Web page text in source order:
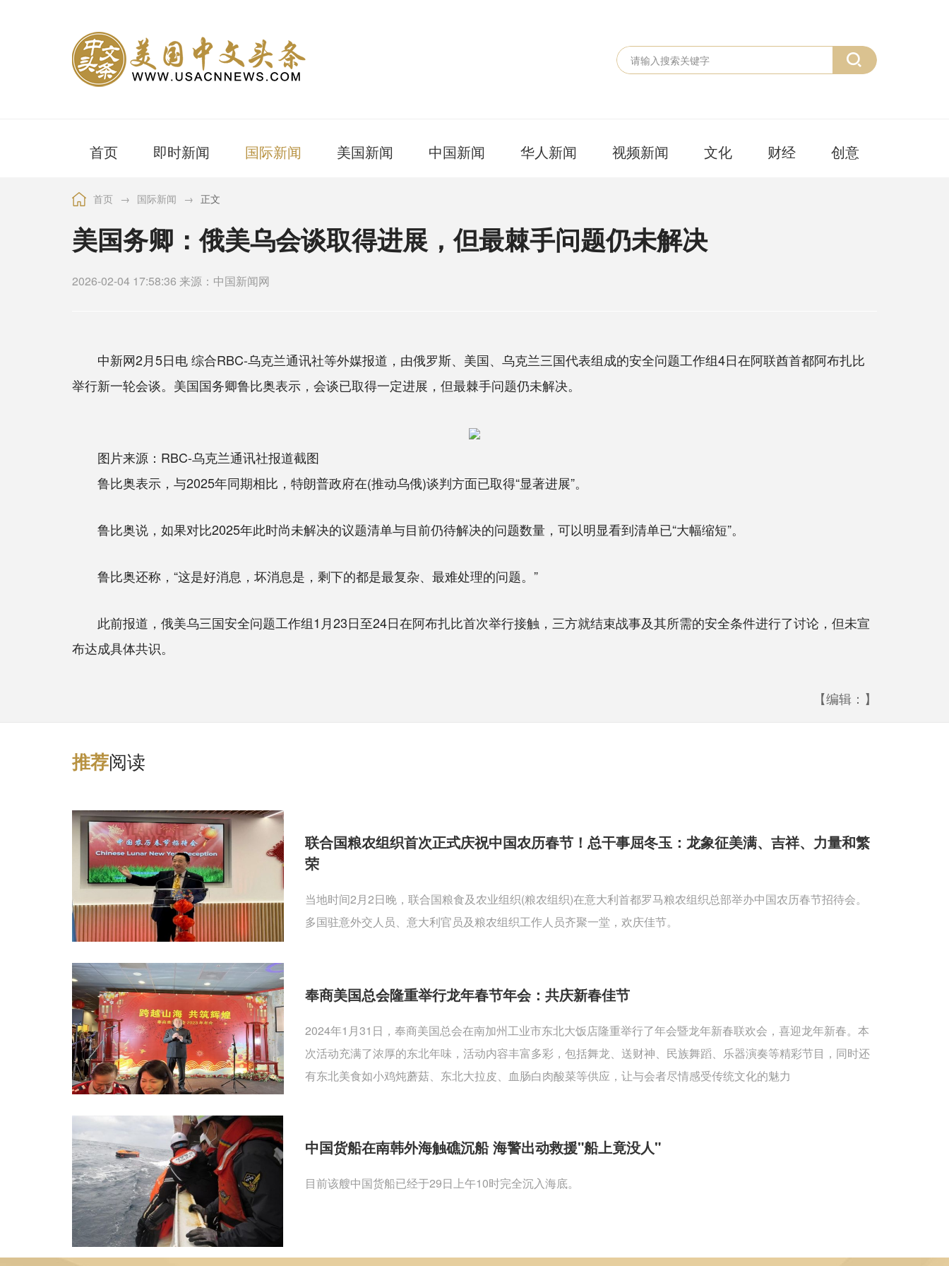
首页 即时新闻 国际新闻 美国新闻 中国新闻 华人新闻 视频新闻 文化 财经 创意
首页 → 国际新闻 → 正文
美国务卿：俄美乌会谈取得进展，但最棘手问题仍未解决
2026-02-04 17:58:36 来源：中国新闻网
中新网2月5日电 综合RBC-乌克兰通讯社等外媒报道，由俄罗斯、美国、乌克兰三国代表组成的安全问题工作组4日在阿联酋首都阿布扎比
举行新一轮会谈。美国国务卿鲁比奥表示，会谈已取得一定进展，但最棘手问题仍未解决。
图片来源：RBC-乌克兰通讯社报道截图
鲁比奥表示，与2025年同期相比，特朗普政府在(推动乌俄)谈判方面已取得“显著进展”。
鲁比奥说，如果对比2025年此时尚未解决的议题清单与目前仍待解决的问题数量，可以明显看到清单已“大幅缩短”。
鲁比奥还称，“这是好消息，坏消息是，剩下的都是最复杂、最难处理的问题。”
此前报道，俄美乌三国安全问题工作组1月23日至24日在阿布扎比首次举行接触，三方就结束战事及其所需的安全条件进行了讨论，但未宣
布达成具体共识。
【编辑：】
推荐阅读
联合国粮农组织首次正式庆祝中国农历春节！总干事屈冬玉：龙象征美满、吉祥、力量和繁
荣
当地时间2月2日晚，联合国粮食及农业组织(粮农组织)在意大利首都罗马粮农组织总部举办中国农历春节招待会。
多国驻意外交人员、意大利官员及粮农组织工作人员齐聚一堂，欢庆佳节。
奉商美国总会隆重举行龙年春节年会：共庆新春佳节
2024年1月31日，奉商美国总会在南加州工业市东北大饭店隆重举行了年会暨龙年新春联欢会，喜迎龙年新春。本
次活动充满了浓厚的东北年味，活动内容丰富多彩，包括舞龙、送财神、民族舞蹈、乐器演奏等精彩节目，同时还
有东北美食如小鸡炖蘑菇、东北大拉皮、血肠白肉酸菜等供应，让与会者尽情感受传统文化的魅力
中国货船在南韩外海触礁沉船 海警出动救援"船上竟没人"
目前该艘中国货船已经于29日上午10时完全沉入海底。